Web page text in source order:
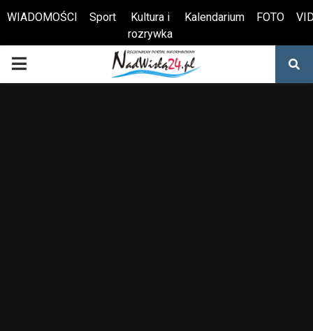
Otwórz pasek narzędzi
WIADOMOŚCI Sport
Kultura i
rozrywka
Kalendarium FOTO
PRIMARY